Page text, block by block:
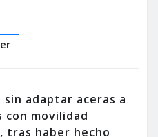
sin adaptar aceras a
con movilidad
tras haber hecho